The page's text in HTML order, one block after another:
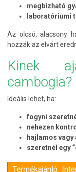
megbízható
laboratóriumi
Az olcsó, alacsony
hozzák az elvárt
Kinek
cambogia?
Ideális lehet, ha:
fogyni
nehezen
hajlamos
szeretnél egy
Termékajánló: